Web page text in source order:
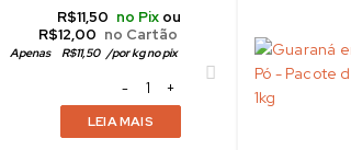
R$11,50 no Pix ou
R$12,00 no Cartão
Apenas R$11,50 /por kg no pix
LEIA MAIS